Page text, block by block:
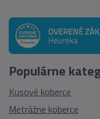
Populárne
Kusové koberce
Metrážne koberce